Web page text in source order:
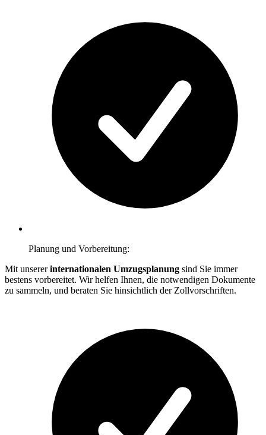
Planung und Vorbereitung:
Mit unsererinternationalen Umzugsplanung sind Sie immer
bestens vorbereitet. Wir helfen Ihnen, die notwendigen Dokumente
zu sammeln, und beraten Sie hinsichtlich der Zollvorschriften.